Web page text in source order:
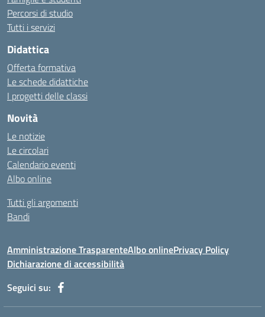
Percorsi di studio
Tutti i servizi
Didattica
Offerta formativa
Le schede didattiche
I progetti delle classi
Novità
Le notizie
Le circolari
Calendario eventi
Albo online
Tutti gli argomenti
Bandi
Amministrazione TrasparenteAlbo onlinePrivacy Policy
Dichiarazione di accessibilità
Seguici su: